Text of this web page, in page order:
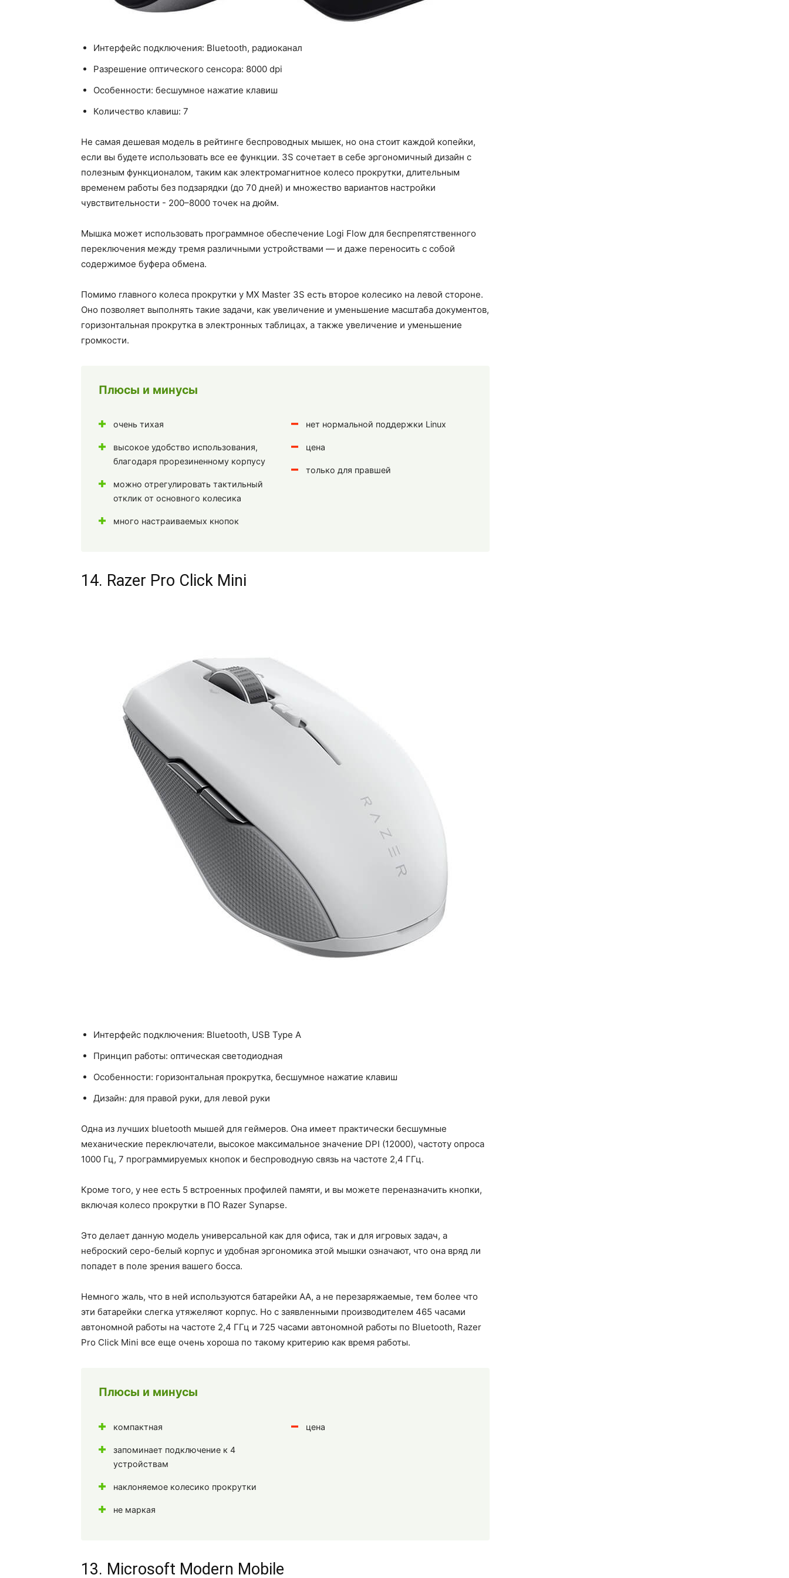
Интерфейс подключения: Bluetooth, радиоканал
Разрешение оптического сенсора: 8000 dpi
Особенности: бесшумное нажатие клавиш
Количество клавиш: 7
Не самая дешевая модель в рейтинге беспроводных мышек, но она стоит каждой копейки,
если вы будете использовать все ее функции. 3S сочетает в себе эргономичный дизайн с
полезным функционалом, таким как электромагнитное колесо прокрутки, длительным
временем работы без подзарядки (до 70 дней) и множество вариантов настройки
чувствительности - 200–8000 точек на дюйм.
Мышка может использовать программное обеспечение Logi Flow для беспрепятственного
переключения между тремя различными устройствами — и даже переносить с собой
содержимое буфера обмена.
Помимо главного колеса прокрутки у MX Master 3S есть второе колесико на левой стороне.
Оно позволяет выполнять такие задачи, как увеличение и уменьшение масштаба документов,
горизонтальная прокрутка в электронных таблицах, а также увеличение и уменьшение
громкости.
Плюсы и минусы
очень тихая
высокое удобство использования,
благодаря прорезиненному корпусу
можно отрегулировать тактильный
отклик от основного колесика
много настраиваемых кнопок
нет нормальной поддержки Linux
цена
только для правшей
14. Razer Pro Click Mini
Интерфейс подключения: Bluetooth, USB Type A
Принцип работы: оптическая светодиодная
Особенности: горизонтальная прокрутка, бесшумное нажатие клавиш
Дизайн: для правой руки, для левой руки
Одна из лучших bluetooth мышей для геймеров. Она имеет практически бесшумные
механические переключатели, высокое максимальное значение DPI (12000), частоту опроса
1000 Гц, 7 программируемых кнопок и беспроводную связь на частоте 2,4 ГГц.
Кроме того, у нее есть 5 встроенных профилей памяти, и вы можете переназначить кнопки,
включая колесо прокрутки в ПО Razer Synapse.
Это делает данную модель универсальной как для офиса, так и для игровых задач, а
неброский серо-белый корпус и удобная эргономика этой мышки означают, что она вряд ли
попадет в поле зрения вашего босса.
Немного жаль, что в ней используются батарейки АА, а не перезаряжаемые, тем более что
эти батарейки слегка утяжеляют корпус. Но с заявленными производителем 465 часами
автономной работы на частоте 2,4 ГГц и 725 часами автономной работы по Bluetooth, Razer
Pro Click Mini все еще очень хороша по такому критерию как время работы.
Плюсы и минусы
компактная
запоминает подключение к 4
устройствам
наклоняемое колесико прокрутки
не маркая
цена
13. Microsoft Modern Mobile